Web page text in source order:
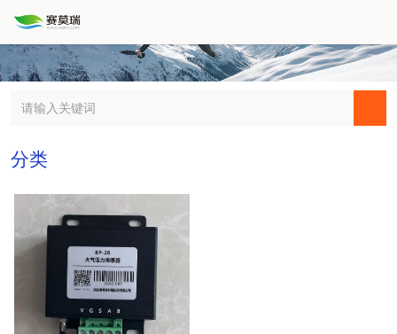
分类